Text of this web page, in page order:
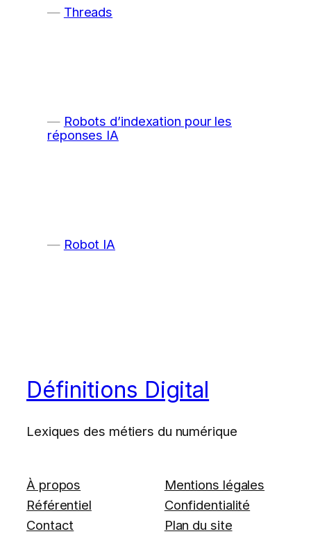
Threads
Robots d’indexation pour les
réponses IA
Robot IA
Définitions Digital
Lexiques des métiers du numérique
À propos
Référentiel
Contact
Mentions légales
Confidentialité
Plan du site